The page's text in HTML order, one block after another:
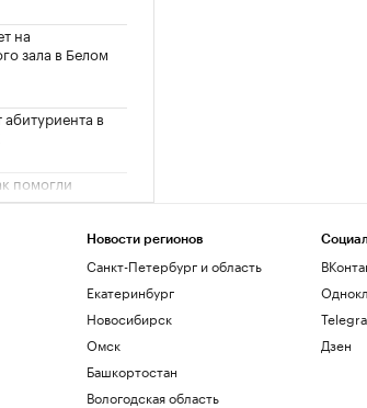
на
зала в Белом
в
помогли
на
от пашни и
городе
за
над
Новости регионов
Санкт-Петербург и область
Екатеринбург
Новосибирск
Омск
Башкортостан
Вологодская область
Дзен